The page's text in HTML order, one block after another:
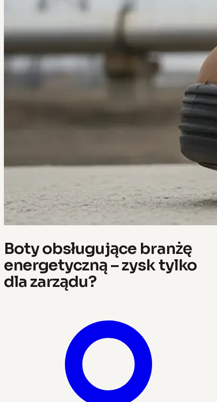
Boty obsługujące branżę
energetyczną – zysk tylko
dla zarządu?